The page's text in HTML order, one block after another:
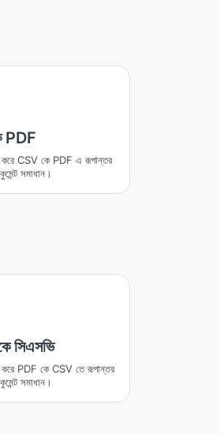
PDF
CSV কে PDF এ রূপান্তর
সমাধান।
সিএসভি
PDF কে CSV তে রূপান্তর
সমাধান।